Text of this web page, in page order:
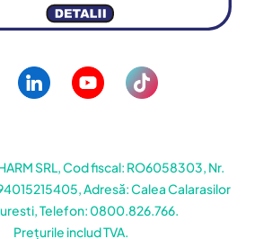
SRL, Cod fiscal: RO6058303, Nr.
Adresă: Calea Calarasilor
Telefon: 0800.826.766.
Prețurile includ TVA.